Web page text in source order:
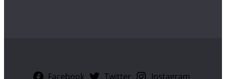
Facebook Twitter Instagram